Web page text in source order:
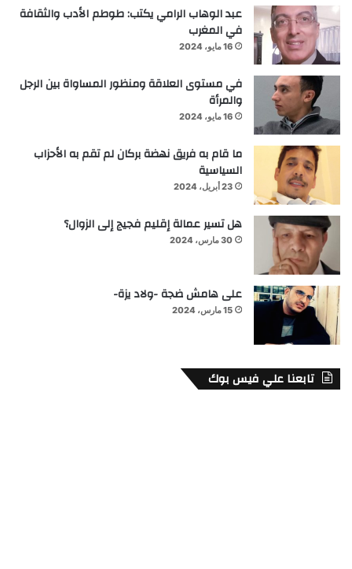
عبد الوهاب الرامي يكتب: طوطم الأدب والثقافة
في المغرب
16 مايو، 2024
في مستوى العلاقة ومنظور المساواة بين الرجل
والمرأة
16 مايو، 2024
ما قام به فريق نهضة بركان لم تقم به الأحزاب
السياسية
23 أبريل، 2024
هل تسير عمالة إقليم فجيج إلى الزوال؟
30 مارس، 2024
على هامش ضجة -ولاد يزة-
15 مارس، 2024
تابعنا علي فيس بوك